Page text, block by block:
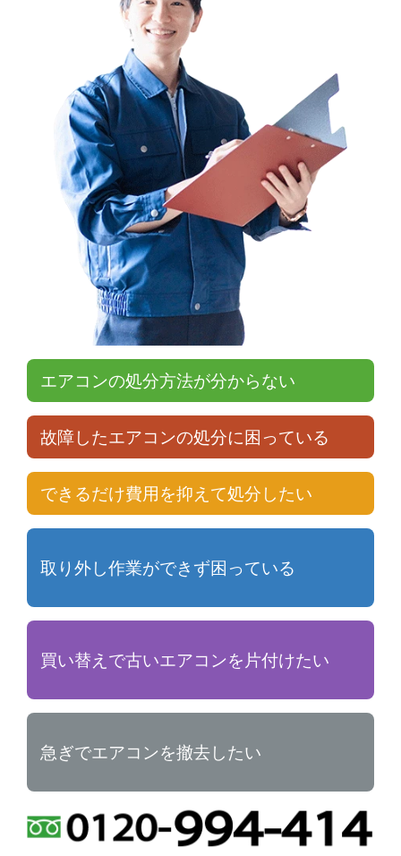
エアコンの処分方法が分からない
故障したエアコンの処分に困っている
できるだけ費用を抑えて処分したい
取り外し作業ができず困っている
買い替えで古いエアコンを片付けたい
急ぎでエアコンを撤去したい